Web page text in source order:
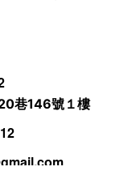
社
巷146號１樓